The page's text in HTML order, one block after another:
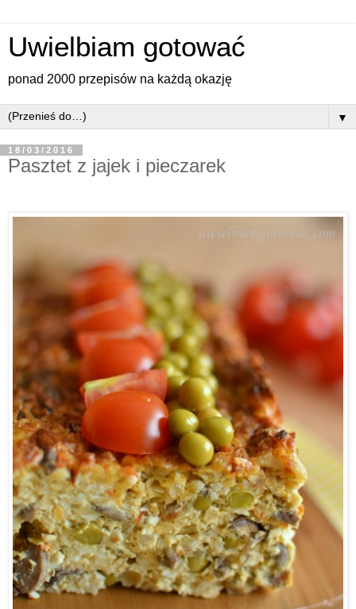
Uwielbiam gotować
ponad 2000 przepisów na każdą okazję
▼
18/03/2016
Pasztet z jajek i pieczarek